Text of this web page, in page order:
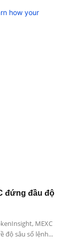
how your
đứng đầu độ
MEXC
độ sâu sổ lệnh...